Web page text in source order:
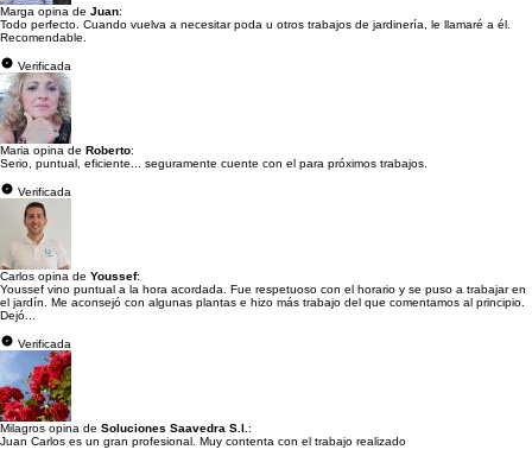
Marga opina de Juan:
Todo perfecto. Cuando vuelva a necesitar poda u otros trabajos de jardinería, le llamaré a él.
Recomendable.
Verificada
Maria opina de Roberto:
Serio, puntual, eficiente... seguramente cuente con el para próximos trabajos.
Verificada
Carlos opina de Youssef:
Youssef vino puntual a la hora acordada. Fue respetuoso con el horario y se puso a trabajar en
el jardín. Me aconsejó con algunas plantas e hizo más trabajo del que comentamos al principio.
Dejó...
Verificada
Milagros opina de Soluciones Saavedra S.l. :
Juan Carlos es un gran profesional. Muy contenta con el trabajo realizado